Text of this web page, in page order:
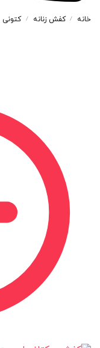
خانه / کفش زنانه / کتونی